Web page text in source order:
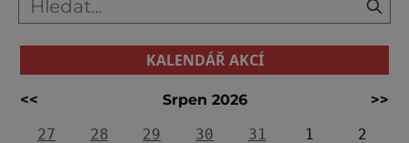
KALENDÁŘ AKCÍ
<< Srpen 2026
>>
27
28 29 30 31 1
2